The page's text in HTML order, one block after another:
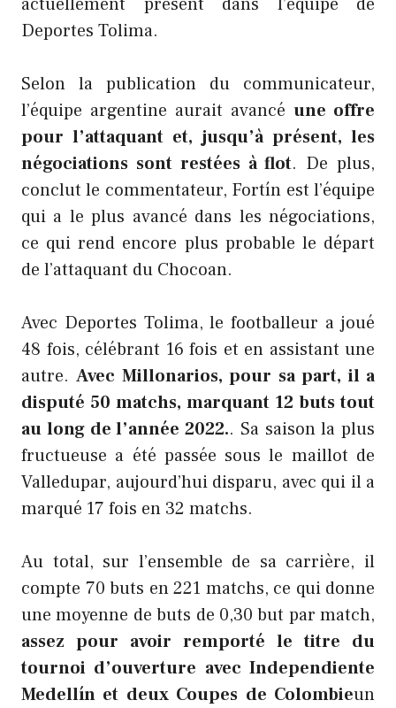
Deportes Tolima.
Selon la publication du communicateur,
l’équipe argentine aurait avancé une offre
pour l’attaquant et, jusqu’à présent, les
négociations sont restées à flot. De plus,
conclut le commentateur, Fortín est l’équipe
qui a le plus avancé dans les négociations,
ce qui rend encore plus probable le départ
de l’attaquant du Chocoan.
Avec Deportes Tolima, le footballeur a joué
48 fois, célébrant 16 fois et en assistant une
autre.Avec Millonarios, pour sa part, il a
disputé 50 matchs, marquant 12 buts tout
au long de l’année 2022.. Sa saison la plus
fructueuse a été passée sous le maillot de
Valledupar, aujourd’hui disparu, avec qui il a
marqué 17 fois en 32 matchs.
Au total, sur l’ensemble de sa carrière, il
compte 70 buts en 221 matchs, ce qui donne
une moyenne de buts de 0,30 but par match,
assez pour avoir remporté le titre du
tournoi d’ouverture avec Independiente
Medellín et deux Coupes de Colombieun